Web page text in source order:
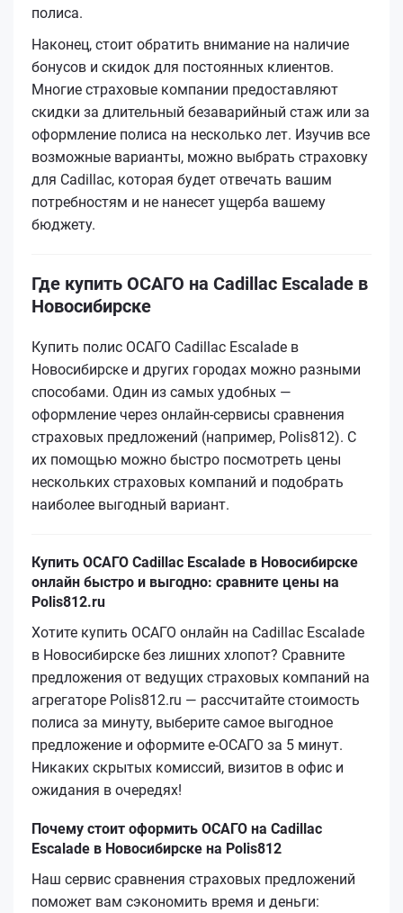
полиса.
Наконец, стоит обратить внимание на наличие
бонусов и скидок для постоянных клиентов.
Многие страховые компании предоставляют
скидки за длительный безаварийный стаж или за
оформление полиса на несколько лет. Изучив все
возможные варианты, можно выбрать страховку
для Cadillac, которая будет отвечать вашим
потребностям и не нанесет ущерба вашему
бюджету.
Где купить ОСАГО на Cadillac Escalade в
Новосибирске
Купить полис ОСАГО Cadillac Escalade в
Новосибирске и других городах можно разными
способами. Один из самых удобных —
оформление через онлайн-сервисы сравнения
страховых предложений (например, Polis812). С
их помощью можно быстро посмотреть цены
нескольких страховых компаний и подобрать
наиболее выгодный вариант.
Купить ОСАГО Cadillac Escalade в Новосибирске
онлайн быстро и выгодно: сравните цены на
Polis812.ru
Хотите купить ОСАГО онлайн на Cadillac Escalade
в Новосибирске без лишних хлопот? Сравните
предложения от ведущих страховых компаний на
агрегаторе Polis812.ru — рассчитайте стоимость
полиса за минуту, выберите самое выгодное
предложение и оформите е‑ОСАГО за 5 минут.
Никаких скрытых комиссий, визитов в офис и
ожидания в очередях!
Почему стоит оформить ОСАГО на Cadillac
Escalade в Новосибирске на Polis812
Наш сервис сравнения страховых предложений
поможет вам сэкономить время и деньги: